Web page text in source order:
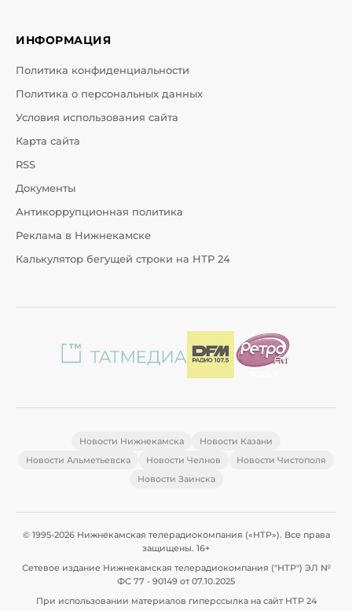
ИНФОРМАЦИЯ
Политика конфиденциальности
Политика о персональных данных
Условия использования сайта
Карта сайта
RSS
Документы
Антикоррупционная политика
Реклама в Нижнекамске
Калькулятор бегущей строки на НТР 24
Новости Нижнекамска
Новости Казани
Новости Альметьевска
Новости Челнов
Новости Чистополя
Новости Заинска
© 1995-2026 Нижнекамская телерадиокомпания («НТР»). Все права
защищены. 16+
Сетевое издание Нижнекамская телерадиокомпания ("НТР") ЭЛ №
ФС 77 - 90149 от 07.10.2025
При использовании материалов гиперссылка на сайт НТР 24